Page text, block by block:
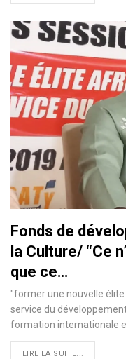
Fonds de
la Culture/ ‘‘Ce
que ce…
"former une nouvelle
service du
formation internationale
LIRE LA SUITE...